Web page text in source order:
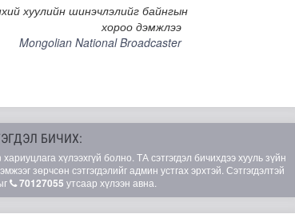
хуулийн шинэчлэлийг байнгын
хороо дэмжлээ
Mongolian National Broadcaster
БИЧИХ:
хүлээхгүй болно. ТА сэтгэгдэл бичихдээ хууль зүйн
зөрчсөн сэтгэгдэлийг админ устгах эрхтэй. Сэтгэгдэлтэй
70127055 утсаар хүлээн авна.